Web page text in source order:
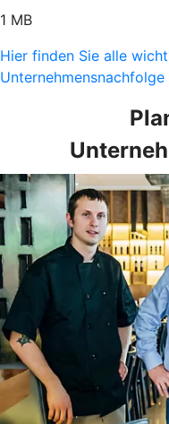
1 MB
Hier finden Sie alle